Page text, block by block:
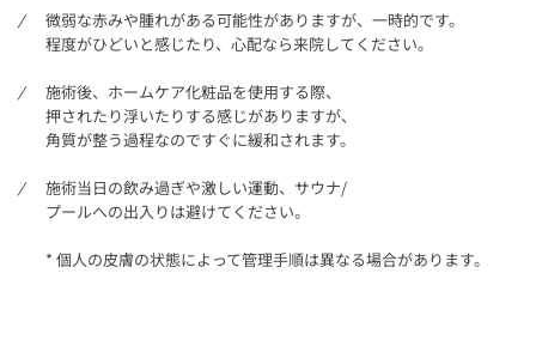
微弱な赤みや腫れがある可能性がありますが、一時的です。
程度がひどいと感じたり、心配なら来院してください。
施術後、ホームケア化粧品を使用する際、
押されたり浮いたりする感じがありますが、
角質が整う過程なのですぐに緩和されます。
施術当日の飲み過ぎや激しい運動、サウナ/
プールへの出入りは避けてください。
* 個人の皮膚の状態によって管理手順は異なる場合があります。